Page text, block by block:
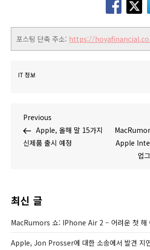
포스팅 단축 주소: https://
IT 정보
글
탐
P
r
e
s
P
o
s
Previous
Apple, 올해 말 15가지
신제품 출시 예정
Apple
업
최신 글
MacRumors 쇼: IPhone Air 2 – 어려운 첫 해
Apple, Jon Prosser에 대한 소송에서 발견 지